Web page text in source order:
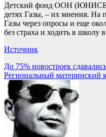
Детский фонд ООН (ЮНИСЕФ)
детях Газы, – их мнения. На
Газы через опросы и еще
без страха и ходить в
Источник
Навигация
по
записям
До 75% новостроек
Региональный материнский